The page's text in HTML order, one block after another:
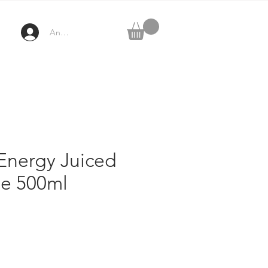
Anmelden
Juiced
500ml